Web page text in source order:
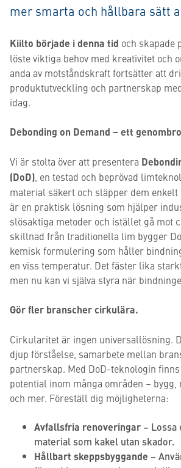
mer smarta och hållbara sätt
Kiilto började i denna tid och skapade
löste viktiga behov med kreativitet och
anda av motståndskraft fortsätter att
produktutveckling och partnerskap
idag.
Debonding on Demand – ett
Vi är stolta över att presentera
(DoD) , en testad och beprövad
material säkert och släpper dem enkelt
är en praktisk lösning som hjälper
slösaktiga metoder och istället gå mot
skillnad från traditionella lim bygger
kemisk formulering som håller
en viss temperatur. Det fäster lika
men nu kan vi själva styra när
Gör fler branscher cirkulära.
Cirkularitet är ingen universallösning.
djup förståelse, samarbete mellan
partnerskap. Med DoD-teknologin
potential inom många områden –
och mer. Föreställ dig möjligheterna:
Avfallsfria renoveringar –
material som kakel utan skador.
Hållbart skeppsbyggande –